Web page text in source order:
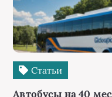
Статьи
Автобусы на 40